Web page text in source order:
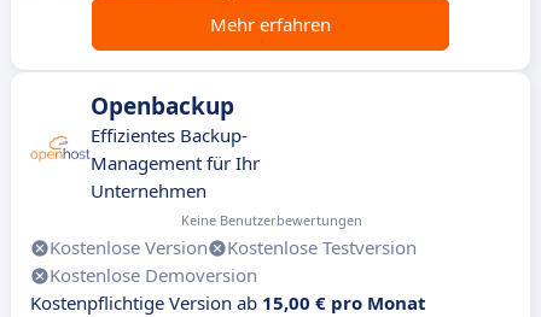
Mehr erfahren
Openbackup
Effizientes Backup-
Management für Ihr
Unternehmen
Keine Benutzerbewertungen
Kostenlose Version
Kostenlose Testversion
Kostenlose Demoversion
Kostenpflichtige Version ab 15,00 € pro Monat